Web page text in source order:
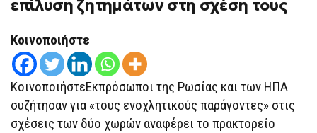
–
ΣΧΈΣΗ
ΤΟΥΣ
επίλυση ζητημάτων στη σχέση τους
Κοινοποιήστε
ΚοινοποιήστεΕκπρόσωποι της Ρωσίας και των ΗΠΑ
συζήτησαν για «τους ενοχλητικούς παράγοντες» στις
σχέσεις των δύο χωρών αναφέρει το πρακτορείο